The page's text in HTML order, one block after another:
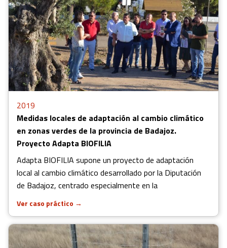
2019
Medidas locales de adaptación al cambio climático
en zonas verdes de la provincia de Badajoz.
Proyecto Adapta BIOFILIA
Adapta BIOFILIA supone un proyecto de adaptación
local al cambio climático desarrollado por la Diputación
de Badajoz, centrado especialmente en la
Ver caso práctico →